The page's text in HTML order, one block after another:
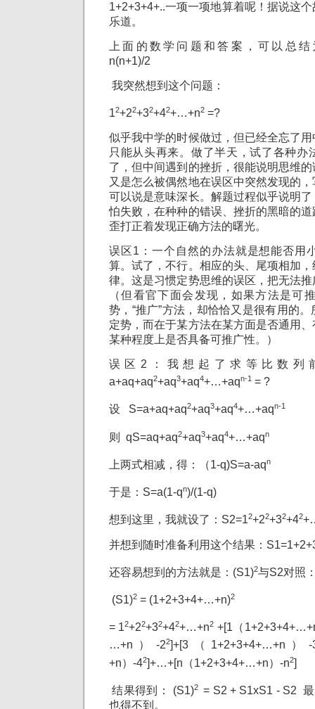
1+2+3+4+..一项一项地算着呢！据说这
乐道。
上面的数学问题和答案，可以总结
n(n+1)/2
我突然想到这个问题：
12+22+32+42+…+n2 =?
似乎我中学的时候做过，但已经全忘了
只能从头再来。做了半天，试了各种办
了，但中间遇到的挫折，很能说明思维
又是怎么被偶然地在误区中突然发现的
可以说是意味深长。解题过程似乎说明
怕失败，在种种的错误、挫折的黑暗的
歪打正着发现正确方法的曙光。
误区1：一个自然的办法就是想能否用
算。试了，不行。相应的头、尾项相加
律。这是习惯定势思维的误区，把无法
（但看官下面会发现，如果方法是可
势，“推广”方法，却恰恰又是很有用的
定势，而在于某方法在某方面是否通用
某种程度上是否具备可推广性。）
误区2：我想起了求等比数列
a+aq+aq2+aq3+aq4+…+aqn-1 = ?
设 S=a+aq+aq2+aq3+aq4+…+aqn-1
则 qS=aq+aq2+aq3+aq4+…+aqn
上两式相减，得：（1-q)S=a-aqn
于是：S=a(1-qn)/(1-q)
想到这里，我就设了：S2=12+22+32+42
并想到随时准备利用这个结果：
还容易想到的方法就是：(S1)2与S2对照
(S1)2 = (1+2+3+4+…+n)2
= 12+22+32+42+…+n2 +[1（
…+n）-22]+[3（1+2+3+4+…+n）-
+n）-42]+…+[n（1+2+3+4+…+n）-n2]
结果得到： (S1)2 = S2 + S1xS1 - S2
也得不到。